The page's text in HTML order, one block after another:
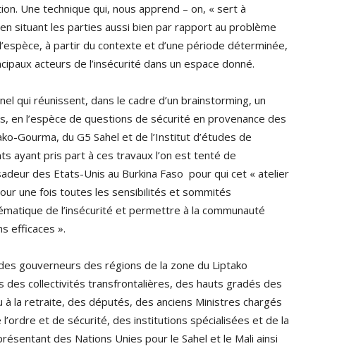
Une technique qui, nous apprend – on, « sert à
situant les parties aussi bien par rapport au problème
à partir du contexte et d’une période déterminée,
acteurs de l’insécurité dans un espace donné.
qui réunissent, dans le cadre d’un brainstorming, un
en l’espèce de questions de sécurité en provenance des
Gourma, du G5 Sahel et de l’Institut d’études de
ayant pris part à ces travaux l’on est tenté de
des Etats-Unis au Burkina Faso pour qui cet « atelier
une fois toutes les sensibilités et sommités
de l’insécurité et permettre à la communauté
efficaces ».
gouverneurs des régions de la zone du Liptako
collectivités transfrontalières, des hauts gradés des
la retraite, des députés, des anciens Ministres chargés
et de sécurité, des institutions spécialisées et de la
des Nations Unies pour le Sahel et le Mali ainsi